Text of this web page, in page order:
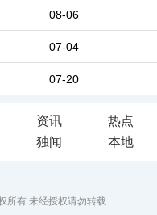
08-06
07-04
07-20
资讯
热点
独闻 本地
所有 未经授权请勿转载